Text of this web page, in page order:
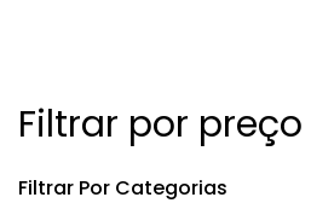
Filtrar por preço
Filtrar Por Categorias